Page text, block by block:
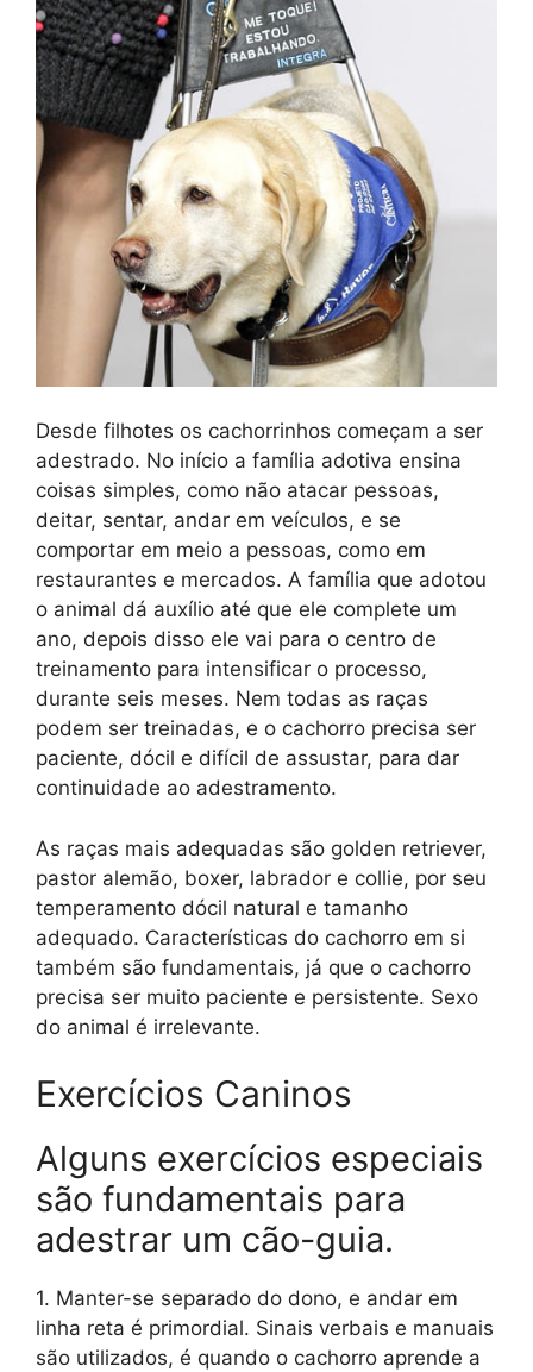
Desde filhotes os cachorrinhos começam a ser
adestrado. No início a família adotiva ensina
coisas simples, como não atacar pessoas,
deitar, sentar, andar em veículos, e se
comportar em meio a pessoas, como em
restaurantes e mercados. A família que adotou
o animal dá auxílio até que ele complete um
ano, depois disso ele vai para o centro de
treinamento para intensificar o processo,
durante seis meses. Nem todas as raças
podem ser treinadas, e o cachorro precisa ser
paciente, dócil e difícil de assustar, para dar
continuidade ao adestramento.
As raças mais adequadas são golden retriever,
pastor alemão, boxer, labrador e collie, por seu
temperamento dócil natural e tamanho
adequado. Características do cachorro em si
também são fundamentais, já que o cachorro
precisa ser muito paciente e persistente. Sexo
do animal é irrelevante.
Exercícios Caninos
Alguns exercícios especiais
são fundamentais para
adestrar um cão-guia.
1. Manter-se separado do dono, e andar em
linha reta é primordial. Sinais verbais e manuais
são utilizados, é quando o cachorro aprende a